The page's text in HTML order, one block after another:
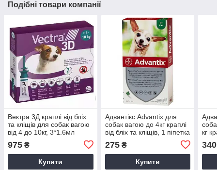
Подібні товари компанії
Вектра 3Д краплі від бліх
та кліщів для собак вагою
від 4 до 10кг, 3*1.6мл
975 ₴
Купити
Адвантікс Advantix для
собак вагою до 4кг краплі
від бліх та кліщів, 1 піпетка
275₴
Купити
кг
340